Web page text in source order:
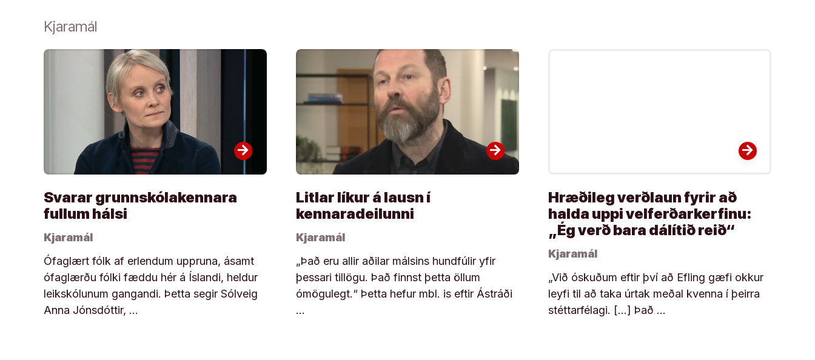
Kjaramál
arrow_forward
Svarar grunnskólakennara
fullum hálsi
Kjaramál
Ófaglært fólk af erlendum uppruna, ásamt
ófaglærðu fólki fæddu hér á Íslandi, heldur
leikskólunum gangandi. Þetta segir Sólveig
Anna Jónsdóttir, …
arrow_forward
Litlar líkur á lausn í
kennaradeilunni
Kjaramál
„Það eru all­ir aðilar máls­ins hund­fúl­ir yfir
þess­ari til­lögu. Það finnst þetta öll­um
ómögu­legt.“ Þetta hefur mbl. is eftir Ástráði
…
arrow_forward
Hræðileg verðlaun fyrir að
halda uppi velferðarkerfinu:
„Ég verð bara dálítið reið“
Kjaramál
„Við óskuðum eftir því að Efling gæfi okkur
leyfi til að taka úrtak meðal kvenna í þeirra
stéttarfélagi. […] Það …